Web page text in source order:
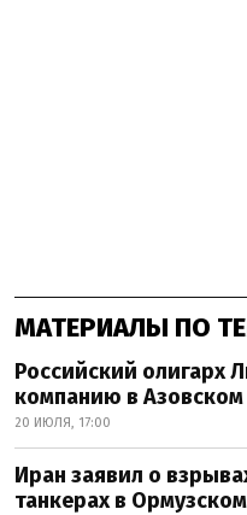
МАТЕРИАЛЫ ПО
Российский олигарх
компанию в
20 ИЮЛЯ, 17:00
Иран заявил о
танкерах в